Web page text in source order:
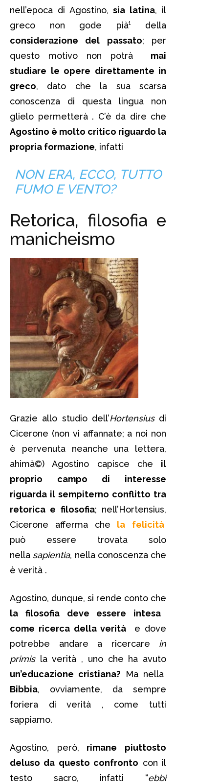
nell’epoca di Agostino, sia latina, il
greco non gode pià¹ della
considerazione del passato; per
questo motivo non potrà mai
studiare le opere direttamente in
greco, dato che la sua scarsa
conoscenza di questa lingua non
glielo permetterà . C’è da dire che
Agostino è molto critico riguardo la
propria formazione, infatti
NON ERA, ECCO, TUTTO
FUMO E VENTO?
Retorica, filosofia e
manicheismo
Grazie allo studio dell’Hortensiusdi
Cicerone (non vi affannate; a noi non
è pervenuta neanche una lettera,
ahimà©) Agostino capisce che il
proprio campo di interesse
riguarda il sempiterno conflitto tra
retorica e filosofia; nell’Hortensius,
Cicerone afferma che la
felicità
può essere trovata solo
nella sapientia, nella conoscenza che
è verità .
Agostino, dunque, si rende conto che
la filosofia deve essere intesa
come ricerca della verità
e dove
potrebbe andare a ricercare in
primisla verità , uno che ha avuto
un’educazione cristiana? Ma nella
Bibbia, ovviamente, da sempre
foriera di verità , come tutti
sappiamo.
Agostino, però, rimane piuttosto
deluso da questo confronto con il
testo sacro, infatti “ebbi